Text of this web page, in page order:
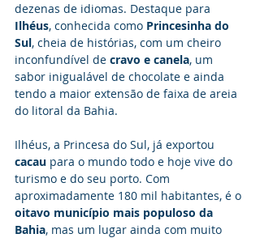
dezenas de idiomas. Destaque para
Ilhéus, conhecida como Princesinha do
Sul, cheia de histórias, com um cheiro
inconfundível de cravo e canela, um
sabor inigualável de chocolate e ainda
tendo a maior extensão de faixa de areia
do litoral da Bahia.
Ilhéus, a Princesa do Sul, já exportou
cacau para o mundo todo e hoje vive do
turismo e do seu porto. Com
aproximadamente 180 mil habitantes, é o
oitavo município mais populoso da
Bahia, mas um lugar ainda com muito